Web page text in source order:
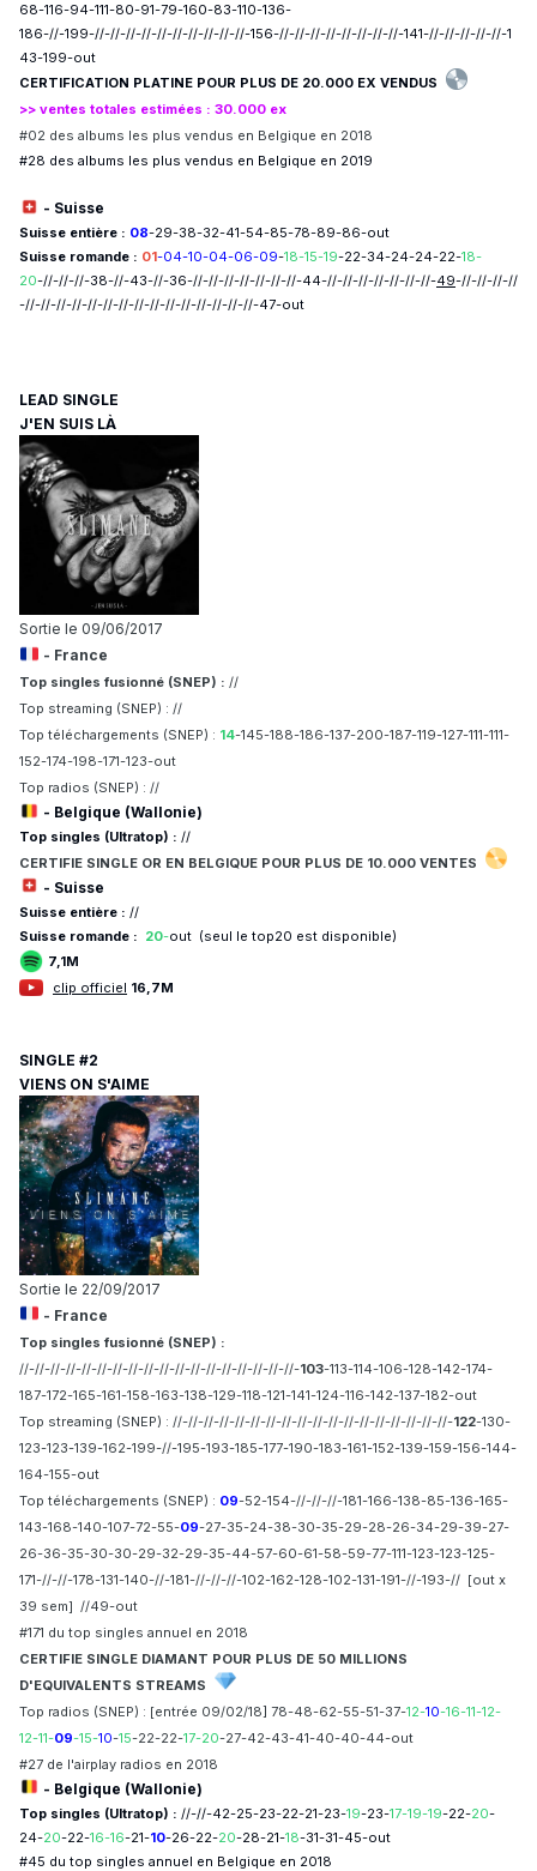
68-116-94-111-80-91-79-160-83-110-136-
186-//-199-//-//-//-//-//-//-//-//-//-//-156-//-//-//-//-//-//-//-//-141-//-//-//-//-//-1
43-199-out
CERTIFICATION PLATINE POUR PLUS DE 20.000 EX VENDUS
>> ventes totales estimées : 30.000 ex
#02 des albums les plus vendus en Belgique en 2018
#28 des albums les plus vendus en Belgique en 2019
- Suisse
Suisse entière : 08-29-38-32-41-54-85-78-89-86-out
Suisse romande : 01-04-10-04-06-09-18-15-19-22-34-24-24-22-18-
20-//-//-//-38-//-43-//-36-//-//-//-//-//-//-//-44-//-//-//-//-//-//-//-49-//-//-//-//
-//-//-//-//-//-//-//-//-//-//-//-//-//-//-//-47-out
LEAD SINGLE
J'EN SUIS LÀ
Sortie le 09/06/2017
- France
Top singles fusionné (SNEP) : //
Top streaming (SNEP) : //
Top téléchargements (SNEP) : 14-145-188-186-137-200-187-119-127-111-111-
152-174-198-171-123-out
Top radios (SNEP) : //
- Belgique (Wallonie)
Top singles (Ultratop) : //
CERTIFIE SINGLE OR EN BELGIQUE POUR PLUS DE 10. 000 VENTES
- Suisse
Suisse entière : //
Suisse romande : 20-out (seul le top20 est disponible)
7,1M
clip officiel 16,7M
SINGLE #2
VIENS ON S'AIME
Sortie le 22/09/2017
- France
Top singles fusionné (SNEP) :
//-//-//-//-//-//-//-//-//-//-//-//-//-//-//-//-//-//-103-113-114-106-128-142-174-
187-172-165-161-158-163-138-129-118-121-141-124-116-142-137-182-out
Top streaming (SNEP) : //-//-//-//-//-//-//-//-//-//-//-//-//-//-//-//-//-//-122-130-
123-123-139-162-199-//-195-193-185-177-190-183-161-152-139-159-156-144-
164-155-out
Top téléchargements (SNEP) : 09-52-154-//-//-//-181-166-138-85-136-165-
143-168-140-107-72-55-09-27-35-24-38-30-35-29-28-26-34-29-39-27-
26-36-35-30-30-29-32-29-35-44-57-60-61-58-59-77-111-123-123-125-
171-//-//-178-131-140-//-181-//-//-//-102-162-128-102-131-191-//-193-// [out x
39 sem] //49-out
#171 du top singles annuel en 2018
CERTIFIE SINGLE DIAMANT POUR PLUS DE 50 MILLIONS
D'EQUIVALENTS STREAMS
Top radios (SNEP) : [entrée 09/02/18] 78-48-62-55-51-37-12-10-16-11-12-
12-11-09-15-10-15-22-22-17-20-27-42-43-41-40-40-44-out
#27 de l'airplay radios en 2018
- Belgique (Wallonie)
Top singles (Ultratop) : //-//-42-25-23-22-21-23-19-23-17-19-19-22-20-
24-20-22-16-16-21-10-26-22-20-28-21-18-31-31-45-out
#45 du top singles annuel en Belgique en 2018